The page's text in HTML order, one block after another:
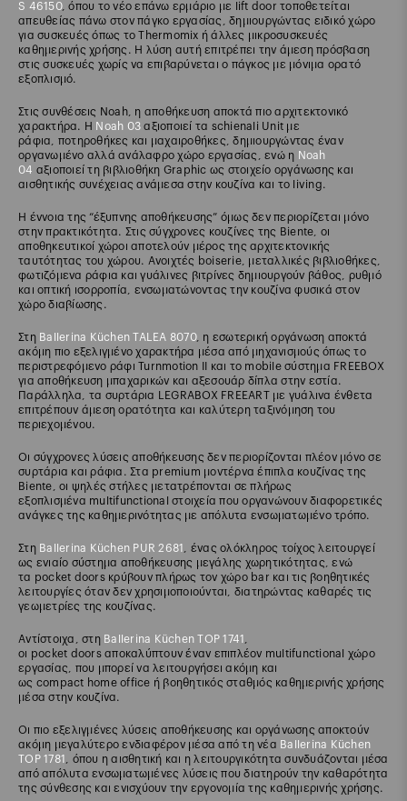
S 46150, όπου το νέο επάνω ερμάριο με lift door τοποθετείται
απευθείας πάνω στον πάγκο εργασίας, δημιουργώντας ειδικό χώρο
για συσκευές όπως το Thermomix ή άλλες μικροσυσκευές
καθημερινής χρήσης. Η λύση αυτή επιτρέπει την άμεση πρόσβαση
στις συσκευές χωρίς να επιβαρύνεται ο πάγκος με μόνιμα ορατό
εξοπλισμό.
Στις συνθέσεις Noah, η αποθήκευση αποκτά πιο αρχιτεκτονικό
χαρακτήρα. Η Noah 03 αξιοποιεί τα schienali Unit με
ράφια, ποτηροθήκες και μαχαιροθήκες, δημιουργώντας έναν
οργανωμένο αλλά ανάλαφρο χώρο εργασίας, ενώ η Noah
04 αξιοποιεί τη βιβλιοθήκη Graphic ως στοιχείο οργάνωσης και
αισθητικής συνέχειας ανάμεσα στην κουζίνα και το living.
Η έννοια της “έξυπνης αποθήκευσης” όμως δεν περιορίζεται μόνο
στην πρακτικότητα. Στις σύγχρονες κουζίνες της Biente, οι
αποθηκευτικοί χώροι αποτελούν μέρος της αρχιτεκτονικής
ταυτότητας του χώρου. Ανοιχτές boiserie, μεταλλικές βιβλιοθήκες,
φωτιζόμενα ράφια και γυάλινες βιτρίνες δημιουργούν βάθος, ρυθμό
και οπτική ισορροπία, ενσωματώνοντας την κουζίνα φυσικά στον
χώρο διαβίωσης.
Στη Ballerina Küchen TALEA 8070, η εσωτερική οργάνωση αποκτά
ακόμη πιο εξελιγμένο χαρακτήρα μέσα από μηχανισμούς όπως το
περιστρεφόμενο ράφι Turnmotion II και το mobile σύστημα FREEBOX
για αποθήκευση μπαχαρικών και αξεσουάρ δίπλα στην εστία.
Παράλληλα, τα συρτάρια LEGRABOX FREEART με γυάλινα ένθετα
επιτρέπουν άμεση ορατότητα και καλύτερη ταξινόμηση του
περιεχομένου.
Οι σύγχρονες λύσεις αποθήκευσης δεν περιορίζονται πλέον μόνο σε
συρτάρια και ράφια. Στα premium μοντέρνα έπιπλα κουζίνας της
Biente, οι ψηλές στήλες μετατρέπονται σε πλήρως
εξοπλισμένα multifunctional στοιχεία που οργανώνουν διαφορετικές
ανάγκες της καθημερινότητας με απόλυτα ενσωματωμένο τρόπο.
Στη Ballerina Küchen PUR 2681
, ένας ολόκληρος τοίχος λειτουργεί
ως ενιαίο σύστημα αποθήκευσης μεγάλης χωρητικότητας, ενώ
τα pocket doors κρύβουν πλήρως τον χώρο bar και τις βοηθητικές
λειτουργίες όταν δεν χρησιμοποιούνται, διατηρώντας καθαρές τις
γεωμετρίες της κουζίνας.
Αντίστοιχα, στη Ballerina Küchen TOP 1741
οι pocket doors αποκαλύπτουν έναν επιπλέον multifunctional χώρο
εργασίας, που μπορεί να λειτουργήσει ακόμη και
ως compact home office ή βοηθητικός σταθμός καθημερινής χρήσης
μέσα στην κουζίνα.
Οι πιο εξελιγμένες λύσεις αποθήκευσης και οργάνωσης αποκτούν
ακόμη μεγαλύτερο ενδιαφέρον μέσα από τη νέα Ballerina Küchen
TOP 1781
, όπου η αισθητική και η λειτουργικότητα συνδυάζονται μέσα
από απόλυτα ενσωματωμένες λύσεις που διατηρούν την καθαρότητα
της σύνθεσης και ενισχύουν την εργονομία της καθημερινής χρήσης.